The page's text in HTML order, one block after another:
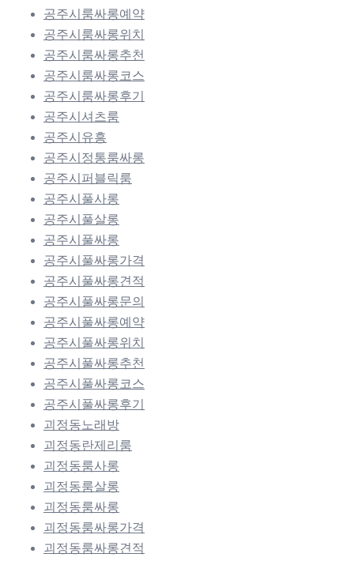
공주시룸싸롱예약
공주시룸싸롱위치
공주시룸싸롱추천
공주시룸싸롱코스
공주시룸싸롱후기
공주시셔츠룸
공주시유흥
공주시정통룸싸롱
공주시퍼블릭룸
공주시풀사롱
공주시풀살롱
공주시풀싸롱
공주시풀싸롱가격
공주시풀싸롱견적
공주시풀싸롱문의
공주시풀싸롱예약
공주시풀싸롱위치
공주시풀싸롱추천
공주시풀싸롱코스
공주시풀싸롱후기
괴정동노래방
괴정동란제리룸
괴정동룸사롱
괴정동룸살롱
괴정동룸싸롱
괴정동룸싸롱가격
괴정동룸싸롱견적